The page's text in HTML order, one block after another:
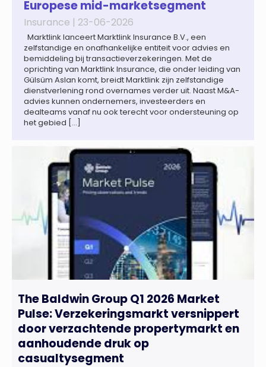
Europese mid-marketsegment
Insurance | 23-06-2026
Marktlink lanceert Marktlink Insurance B.V., een
zelfstandige en onafhankelijke entiteit voor advies en
bemiddeling bij transactieverzekeringen. Met de
oprichting van Marktlink Insurance, die onder leiding van
Gülsüm Aslan komt, breidt Marktlink zijn zelfstandige
dienstverlening rond overnames verder uit. Naast M&A-
advies kunnen ondernemers, investeerders en
dealteams vanaf nu ook terecht voor ondersteuning op
het gebied […]
The Baldwin Group Q1 2026 Market
Pulse: Verzekeringsmarkt versnippert
door verzachtende propertymarkt en
aanhoudende druk op
casualtysegment